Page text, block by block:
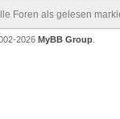
to
Foren als gelesen
2026 MyBB Group